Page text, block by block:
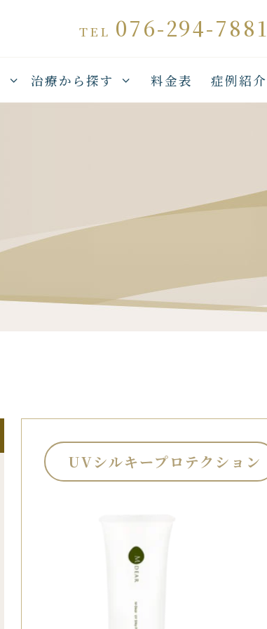
TEL 076-294-7881
治療から探す 料金表 症例紹介
UVシルキープロテクション